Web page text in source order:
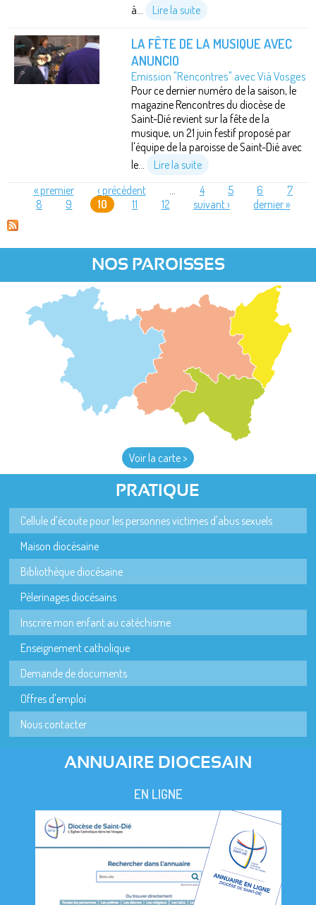
à...
Lire la suite
LA FÊTE DE LA MUSIQUE AVEC
ANUNCIO
Emission "Rencontres" avec Vià Vosges
Pour ce dernier numéro de la saison, le
magazine Rencontres du diocèse de
Saint-Dié revient sur la fête de la
musique, un 21 juin festif proposé par
l'équipe de la paroisse de Saint-Dié avec
le...
Lire la suite
PAGES
« premier ‹ précédent 4 5 6
7
8
9 10 11 12 suivant › dernier »
NOS PAROISSES
Voir la carte >
PRATIQUE
Cellule d'écoute pour les personnes victimes d'abus sexuels
Maison diocésaine
Bibliothèque diocésaine
Pèlerinages diocésains
Inscrire mon enfant au catéchisme
Enseignement catholique
Demande de documents
Offres d'emploi
Nous contacter
ANNUAIRE DIOCESAIN
EN LIGNE